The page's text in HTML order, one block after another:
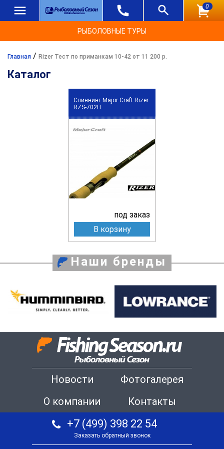
0
РЫБОЛОВНЫЕ ТУРЫ
Главная / Rizer Тест по приманкам 10-42 от 11 200 р.
Каталог
Спиннинг Major Craft Rizer
RZS-702H
под заказ
В корзину
Наши бренды
Новости
Фотогалерея
О компании
Контакты
+7 (499) 398 22 54
Заказать обратный звонок